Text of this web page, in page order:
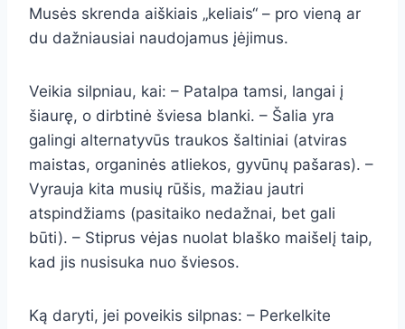
Musės skrenda aiškiais „keliais“ – pro vieną ar
du dažniausiai naudojamus įėjimus.
Veikia silpniau, kai: – Patalpa tamsi, langai į
šiaurę, o dirbtinė šviesa blanki. – Šalia yra
galingi alternatyvūs traukos šaltiniai (atviras
maistas, organinės atliekos, gyvūnų pašaras). –
Vyrauja kita musių rūšis, mažiau jautri
atspindžiams (pasitaiko nedažnai, bet gali
būti). – Stiprus vėjas nuolat blaško maišelį taip,
kad jis nusisuka nuo šviesos.
Ką daryti, jei poveikis silpnas: – Perkelkite